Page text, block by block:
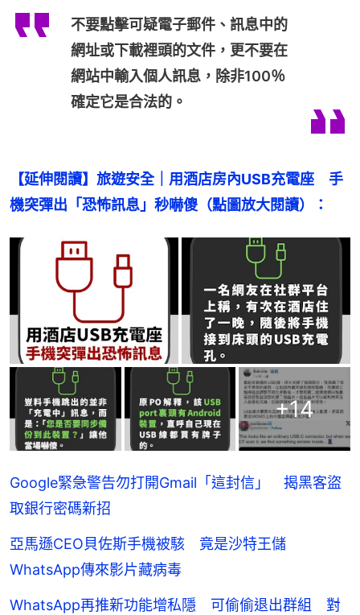
不要點擊可疑電子郵件、訊息中的
網址或下載裡頭的文件，更不要在
網站中輸入個人訊息，除非100％
確定它是合法的。
【延伸閱讀】旅遊安全｜用酒店房內USB充電座　手
機突彈出「恐怖訊息」秒嚇傻（點圖放大閱讀）：
+14
Google緊急警告勿打開Gmail「這封信」 揭黑客盜
取銀行密碼新招
亞馬遜CEO貝佐斯手機被駭 竟是沙特王儲
WhatsApp傳來影片藏病毒
WhatsApp再推新功能增私隱 可偷偷退出群組 對